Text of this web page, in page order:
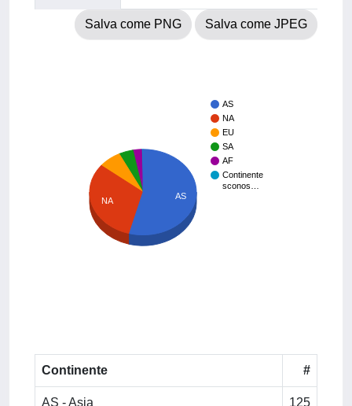
Salva come PNG Salva come JPEG
AS
NA
EU
SA
AF
Continente
sconos…
NA
AS
Continente #
AS - Asia 125